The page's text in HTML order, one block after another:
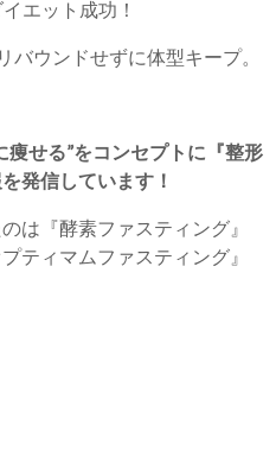
エット成功！
バウンドせずに体型キープ。
痩せる”をコンセプトに『整形
発信しています！
は『酵素ファスティング』
ティマムファスティング』